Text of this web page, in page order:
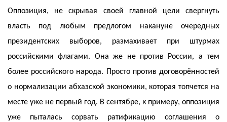
Оппозиция, не скрывая своей главной цели свергнуть
власть под любым предлогом накануне очередных
президентских выборов, размахивает при штурмах
российскими флагами. Она же не против России, а тем
более российского народа. Просто против договорённостей
о нормализации абхазской экономики, которая топчется на
месте уже не первый год. В сентябре, к примеру, оппозиция
уже пыталась сорвать ратификацию соглашения о